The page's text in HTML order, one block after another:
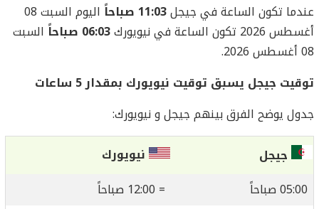
عندما تكون الساعة في جيجل11:03 صباحاً
اليوم السبت 08
أغسطس 2026 تكون الساعة في نيويورك
06:03 صباحاً
السبت
08 أغسطس 2026.
توقيت جيجل يسبق توقيت نيويورك بمقدار 5 ساعات
جدول يوضح الفرق بينهم جيجل و نيويورك:
جيجل
نيويورك
05:00 صباحاً
= 12:00 صباحاً